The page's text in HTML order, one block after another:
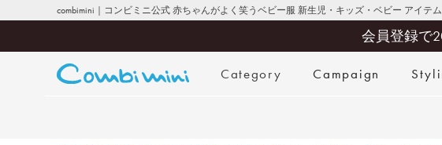
combimini｜コンビミニ公式 赤ちゃんがよく笑うベビー服 新生児・キッズ・ベビー アイテム
会員登録で
Category Campaign